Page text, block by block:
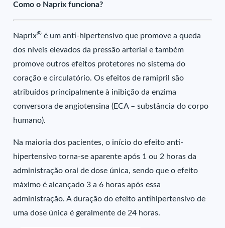
Como o Naprix funciona?
Naprix® é um anti-hipertensivo que promove a queda
dos níveis elevados da pressão arterial e também
promove outros efeitos protetores no sistema do
coração e circulatório. Os efeitos de ramipril são
atribuídos principalmente à inibição da enzima
conversora de angiotensina (ECA – substância do corpo
humano).
Na maioria dos pacientes, o início do efeito anti-
hipertensivo torna-se aparente após 1 ou 2 horas da
administração oral de dose única, sendo que o efeito
máximo é alcançado 3 a 6 horas após essa
administração. A duração do efeito antihipertensivo de
uma dose única é geralmente de 24 horas.